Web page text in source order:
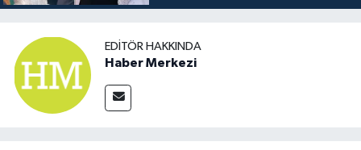
EDITÖR HAKKINDA
Haber Merkezi